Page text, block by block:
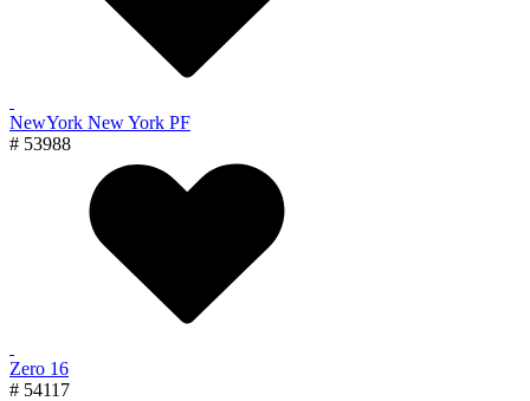
NewYork New York PF
# 53988
Zero 16
# 54117